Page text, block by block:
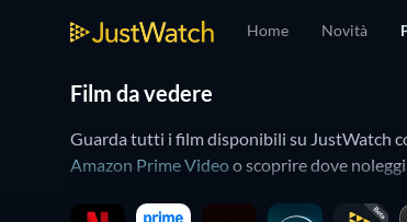
Home Novità
Film da vedere
Guarda tutti i film disponibili su JustWatch
Amazon Prime Videoo scoprire dove
Usa le funzioni avanzate come genere,